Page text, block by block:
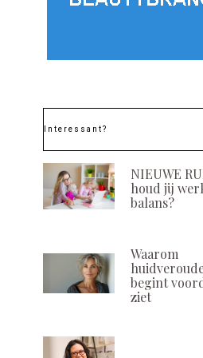
huid!
Interessant?
NIEUWE
houd jij
balans?
Waarom
begint
ziet